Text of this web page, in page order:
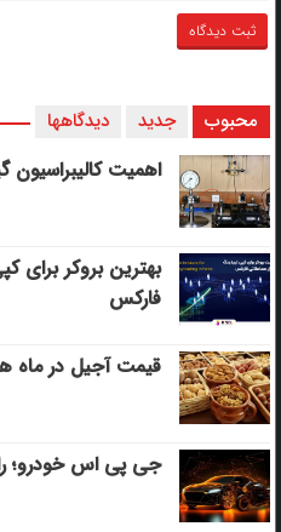
محبوب جدید دیدگاهها
اهمیت کالیبراسیون
بهترین بروکر برای
فارکس
قیمت آجیل در ماه
جی پی اس خودرو؛